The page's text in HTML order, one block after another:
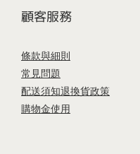
顧客服務
條款與細則
常見問題
配送須知退換貨政策
購物金使用